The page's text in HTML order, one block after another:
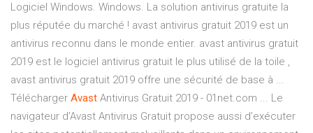
Logiciel Windows. Windows. La solution antivirus gratuite la
plus réputée du marché ! avast antivirus gratuit 2019 est un
antivirus reconnu dans le monde entier. avast antivirus gratuit
2019 est le logiciel antivirus gratuit le plus utilisé de la toile ,
avast antivirus gratuit 2019 offre une sécurité de base à ...
Télécharger Avast Antivirus Gratuit 2019 - 01net.com ... Le
navigateur d’Avast Antivirus Gratuit propose aussi d’exécuter